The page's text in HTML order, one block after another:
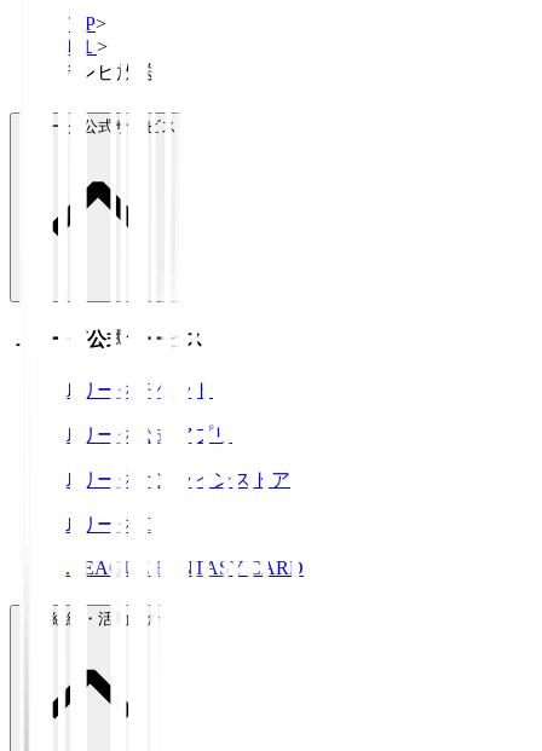
TOP>
Ｊ１ >
テレビ放送
Ｊリーグ公式サービス
Ｊリーグ公式サービス
Ｊリーグチケット
Ｊリーグ公式アプリ
Ｊリーグオンラインストア
ＪリーグID
J.LEAGUE FANTASY CARD
運営組織・活動紹介